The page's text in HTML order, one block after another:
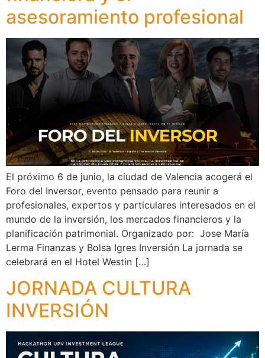
asesoramiento profesional
El próximo 6 de junio, la ciudad de Valencia acogerá el
Foro del Inversor, evento pensado para reunir a
profesionales, expertos y particulares interesados en el
mundo de la inversión, los mercados financieros y la
planificación patrimonial. Organizado por: Jose María
Lerma Finanzas y Bolsa Igres Inversión La jornada se
celebrará en el Hotel Westin […]
JORNADA CULTURA
INVERSIÓN